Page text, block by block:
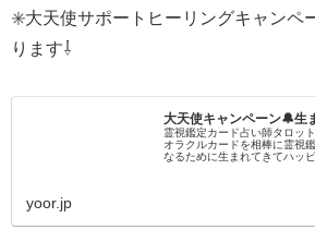
✳️大天使サポートヒーリングキャンペ
ります⇩
大天使キャンペーン🔔生
霊視鑑定カード占い師タロッ
オラクルカードを相棒に霊視
なるために生まれてきてハッ
yoor.jp